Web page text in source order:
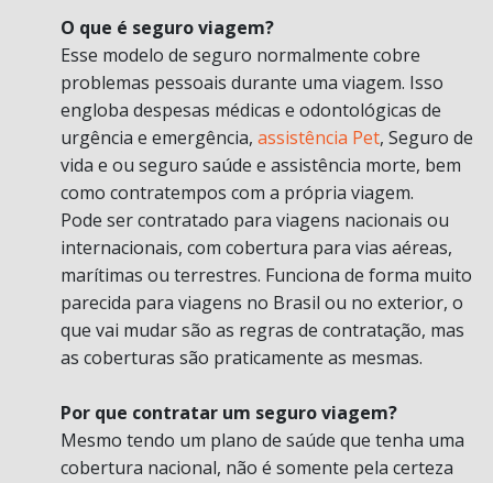
O que é seguro viagem?
Esse modelo de seguro normalmente cobre
problemas pessoais durante uma viagem. Isso
engloba despesas médicas e odontológicas de
urgência e emergência, assistência Pet, Seguro de
vida e ou seguro saúde e assistência morte, bem
como contratempos com a própria viagem.
Pode ser contratado para viagens nacionais ou
internacionais, com cobertura para vias aéreas,
marítimas ou terrestres. Funciona de forma muito
parecida para viagens no Brasil ou no exterior, o
que vai mudar são as regras de contratação, mas
as coberturas são praticamente as mesmas.
Por que contratar um seguro viagem?
Mesmo tendo um plano de saúde que tenha uma
cobertura nacional, não é somente pela certeza